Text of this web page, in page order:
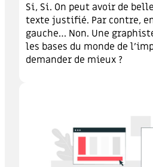
Si, Si. On peut avoir de
texte justifié. Par contre,
gauche… Non. Une
les bases du monde de
demander de mieux ?